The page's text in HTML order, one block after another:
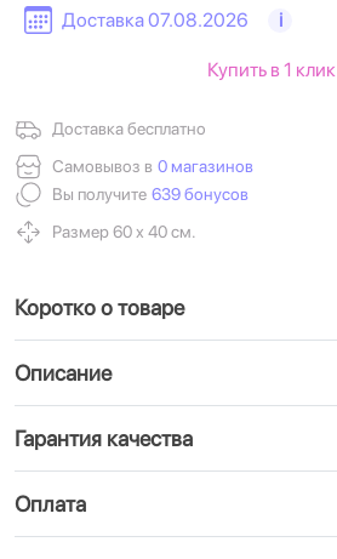
Доставка 07.08.2026 i
Доставка бесплатно
Самовывоз в 0 магазинов
Вы получите 639 бонусов
Размер 60 х 40 см.
Купить в 1 клик
Коротко о товаре
Описание
Гарантия качества
Оплата